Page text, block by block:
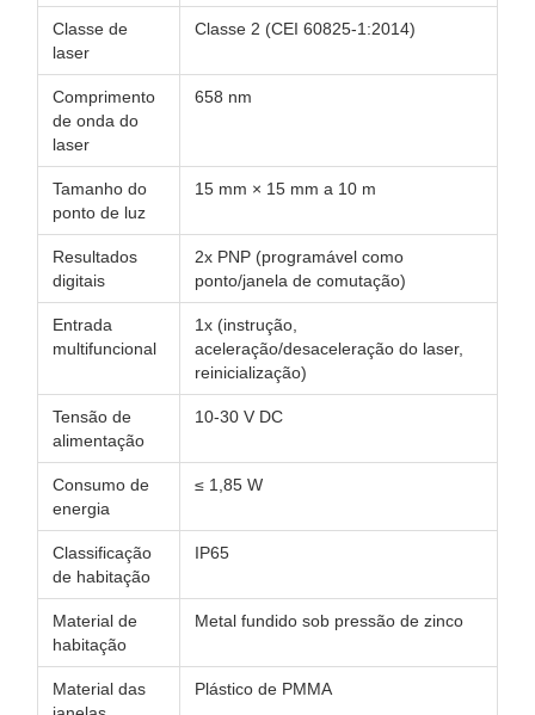
Classe de
laser
Classe 2 (CEI 60825-1:2014)
Comprimento
de onda do
laser
658 nm
Tamanho do
ponto de luz
15 mm × 15 mm a 10 m
Resultados
digitais
2x PNP (programável como
ponto/janela de comutação)
Entrada
multifuncional
1x (instrução,
aceleração/desaceleração do laser,
reinicialização)
Tensão de
alimentação
10-30 V DC
Consumo de
energia
≤ 1,85 W
Classificação
de habitação
IP65
Material de
habitação
Metal fundido sob pressão de zinco
Material das
Plástico de PMMA